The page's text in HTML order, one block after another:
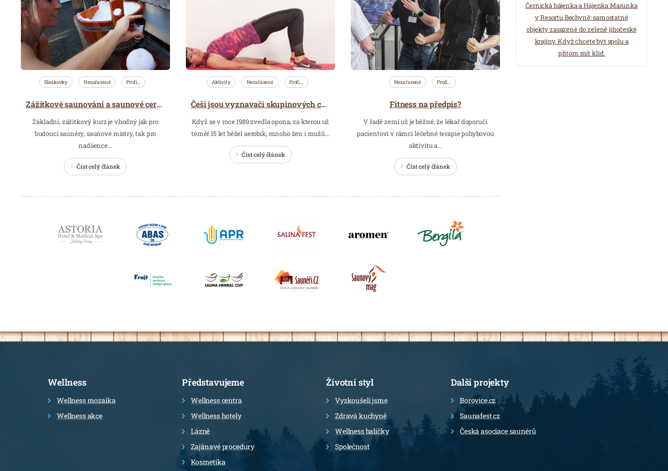
Bleskovky Nezařazené Profi…
Zážitkové saunování a saunové ceremoniály – školení
Základní, zážitkový kurz je vhodný jak pro
budoucí saunéry, saunové mistry, tak pro
nadšence…
Číst celý článek
Aktivity Nezařazené Profi…
Češi jsou vyznavači skupinových cvičení, zásadní je však osobnost instruktora
Když se v roce 1989 zvedla opona, za kterou už
téměř 15 let běžel aerobik, mnoho žen i mužů…
Číst celý článek
Nezařazené Profi…
Fitness na předpis?
V řadě zemí už je běžné, že lékař doporučí
pacientovi v rámci léčebné terapie pohybovou
aktivitu a…
Číst celý článek
Černická hájenka a Hájenka Marunka
v Resortu Bechyně: samostatné
objekty zasazené do zeleně jihočeské
krajiny. Když chcete být spolu a
přitom mít klid.
Informace
Wellness
Wellness mozaika
Wellness akce
Představujeme
Wellness centra
Wellness hotely
Lázně
Zajímavé procedury
Kosmetika
Životní styl
Vyzkoušeli jsme
Zdravá kuchyně
Wellness balíčky
Společnost
Další projekty
Borovice.cz
Saunafest.cz
Česká asociace saunérů